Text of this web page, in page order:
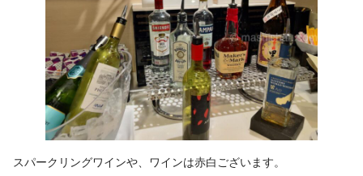
スパークリングワインや、ワインは赤白ございます。